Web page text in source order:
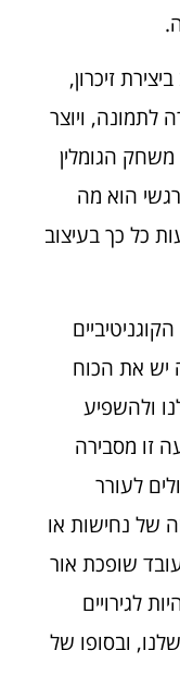
זיכרון,
לתמונה, ויוצר
הגומלין
הוא מה
כל כך בעיצוב
יש את הכוח
ולהשפיע
זו מסבירה
לעורר
של נחישות או
שופכת אור
לגירויים
ובסופו של